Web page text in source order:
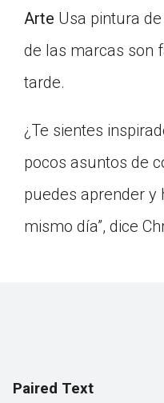
Arte Usa pintura
de las marcas son
tarde.
¿Te sientes
pocos asuntos de
puedes aprender y
mismo día”, dice
Paired Text